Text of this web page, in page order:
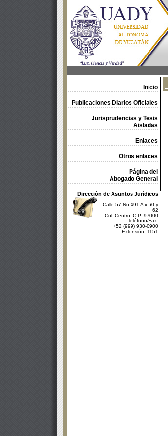
Inicio
Publicaciones Diarios Oficiales
Jurisprudencias y Tesis
Aisladas
Enlaces
Otros enlaces
Página del
Abogado General
Dirección de Asuntos Jurídicos
Calle 57 No 491 A x 60 y
62
Col. Centro, C.P. 97000
Teléfono/Fax:
+52 (999) 930-0900
Extensión: 1151